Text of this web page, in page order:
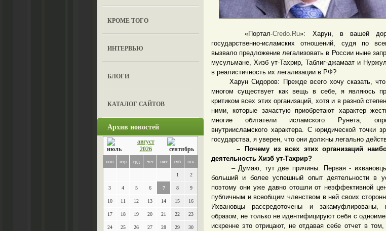
КРОМЕ ТОГО
ИНТЕРВЬЮ
БЛОГИ
КАТАЛОГ САЙТОВ
Архив новостей
август
2026
пон втр срд чет пят суб вск
1 2
3 4 5 6 7 8 9
10 11 12 13 14 15 16
17 18 19 20 21 22 23
24 25 26 27 28 29 30
«Портал-Credo.Ru»: Харун, в вашей
государственно-исламских отношений, судя по
вызвало предложение легализовать в России ныне
мусульмане, Хизб ут-Тахрир, Таблиг-джамаат и
в реалистичность их легализации в РФ?
Харун Сидоров: Прежде всего хочу сказать, что
многом существует как вещь в себе, я являюсь
критиком всех этих организаций, хотя и в разной
ними, которые зачастую приобретают характер
многие обитатели исламского Рунета,
внутриисламского характера. С юридической точки
государства, я уверен, что они должны легально
– Почему из всех этих организаций
деятельность Хизб ут-Тахрир?
– Думаю, тут две причины. Первая - ихвановцы
больший и более успешный опыт деятельности в
поэтому они уже давно отошли от неэффективной
публичным и всеобщим членством в ней своих
Ихвановцы рассредоточены и
образом, не только не идентифицируют себя с
искренне это отрицают, не отдавая себе отчет в том,